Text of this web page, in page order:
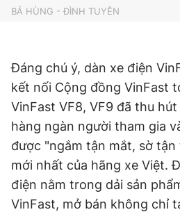
BÁ HÙNG - ĐÌNH TUYÊN
Đáng chú ý, dàn xe điện
kết nối Cộng đồng VinFast
VinFast VF8, VF9 đã thu
hàng ngàn người tham gia
được "ngắm tận mắt, sờ
mới nhất của hãng xe Việt.
điện nằm trong dải sản
VinFast, mở bán không chỉ